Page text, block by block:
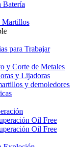
Batería
Martillos
para Trabajar
y Corte de Metales
y Lijadoras
y demoledores
Oil Free
Oil Free